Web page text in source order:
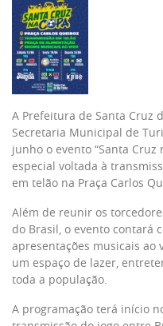
A Prefeitura de Santa Cruz
Secretaria Municipal de
junho o evento “Santa Cruz
especial voltada à
em telão na Praça Carlos
Além de reunir os
do Brasil, o evento contará
apresentações musicais ao
um espaço de lazer,
toda a população.
A programação terá início